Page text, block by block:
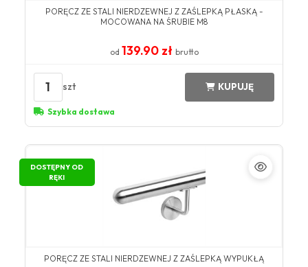
PORĘCZ ZE STALI NIERDZEWNEJ Z ZAŚLEPKĄ PŁASKĄ -
MOCOWANA NA ŚRUBIE M8
od 139.90 zł brutto
1 szt KUPUJĘ
Szybka dostawa
DOSTĘPNY OD
RĘKI
PORĘCZ ZE STALI NIERDZEWNEJ Z ZAŚLEPKĄ WYPUKŁĄ